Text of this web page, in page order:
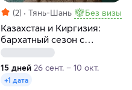
(2) Тянь-Шань Без визы
Казахстан и Киргизия:
бархатный сезон с
фотографом
15 дней 26 сент. – 10 окт.
+1 дата